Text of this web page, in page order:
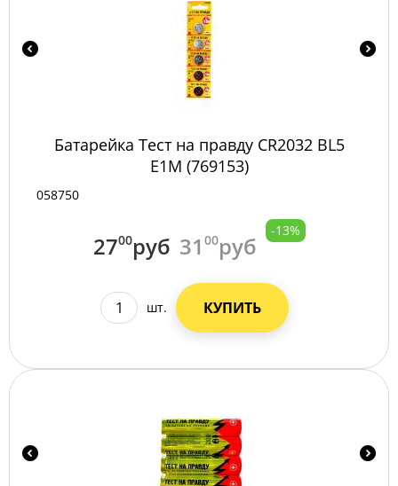
Батарейка Тест на правду CR2032 BL5
E1M (769153)
058750
2700руб 31 00руб
-13%
шт. КУПИТЬ